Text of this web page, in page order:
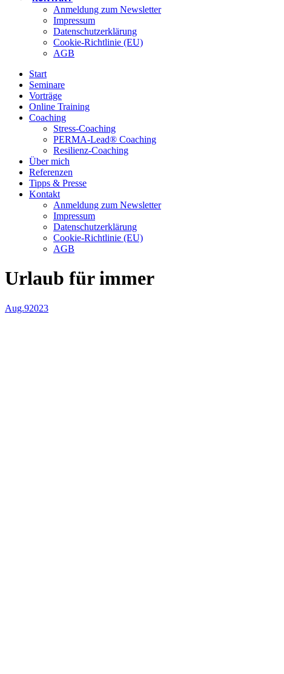
Anmeldung zum Newsletter
Impressum
Datenschutzerklärung
Cookie-Richtlinie (EU)
AGB
Start
Seminare
Vorträge
Online Training
Coaching
Stress-Coaching
PERMA-Lead® Coaching
Resilienz-Coaching
Über mich
Referenzen
Tipps & Presse
Kontakt
Anmeldung zum Newsletter
Impressum
Datenschutzerklärung
Cookie-Richtlinie (EU)
AGB
Urlaub für immer
Aug.92023